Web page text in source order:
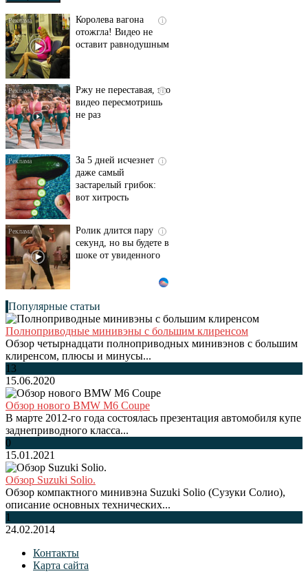
i
Королева вагона
отожгла! Видео не
оставит равнодушным
i
Ржу не переставая, это
видео пересмотришь
не раз
i
За 5 дней исчезнет
даже самый
застарелый грибок:
вот хитрость
i
Ролик длится пару
секунд, но вы будете в
шоке от увиденного
Популярные статьи
Полноприводные минивэны с большим клиренсом
Обзор четырнадцати полноприводных минивэнов с большим
клиренсом, плюсы и минусы...
13
15.06.2020
Обзор нового BMW M6 Coupe
В марте 2012-го года состоялась презентация автомобиля купе
заднеприводного класса...
0
15.01.2021
Обзор Suzuki Solio.
Обзор компактного минивэна Suzuki Solio (Сузуки Солио),
описание основных технических...
1
24.02.2014
Контакты
Карта сайта